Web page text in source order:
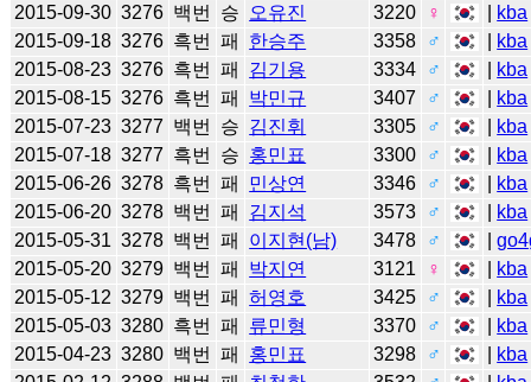
2015-09-30 3276 백번 승 오유진 3220 ♀ kba
2015-09-18 3276 흑번 패 한승주 3358 ♂ kba
2015-08-23 3276 흑번 패 김기용 3334 ♂ kba
2015-08-15 3276 흑번 패 박민규 3407 ♂ kba
2015-07-23 3277 백번 승 김진휘 3305 ♂ kba
2015-07-18 3277 흑번 승 홍민표 3300 ♂ kba
2015-06-26 3278 흑번 패 민상연 3346 ♂ kba
2015-06-20 3278 백번 패 김지석 3573 ♂ kba
2015-05-31 3278 백번 패 이지현(남) 3478 ♂ |
2015-05-20 3279 백번 패 박지연 3121 ♀ kba
2015-05-12 3279 백번 패 허영호 3425 ♂ kba
2015-05-03 3280 흑번 패 류민형 3370 ♂ kba
2015-04-23 3280 백번 패 홍민표 3298 ♂ kba